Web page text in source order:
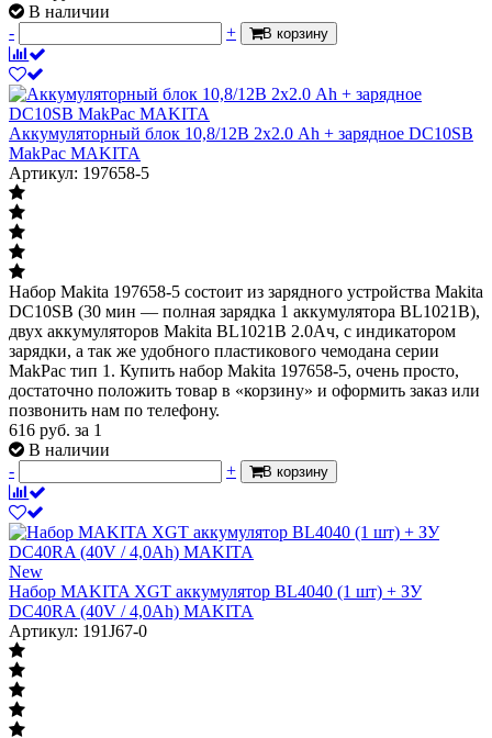
В наличии
-
+ В корзину
Аккумуляторный блок 10,8/12В 2х2.0 Ah + зарядное DC10SB
MakPac MAKITA
Артикул: 197658-5
Набор Makita 197658-5 состоит из зарядного устройства Makita
DC10SB (30 мин — полная зарядка 1 аккумулятора BL1021B),
двух аккумуляторов Makita BL1021B 2.0Ач, с индикатором
зарядки, а так же удобного пластикового чемодана серии
MakPac тип 1. Купить набор Makita 197658-5, очень просто,
достаточно положить товар в «корзину» и оформить заказ или
позвонить нам по телефону.
616 руб. за 1
В наличии
-
+ В корзину
New
Набор MAKITA XGT аккумулятор BL4040 (1 шт) + ЗУ
DC40RA (40V / 4,0Ah) MAKITA
Артикул: 191J67-0